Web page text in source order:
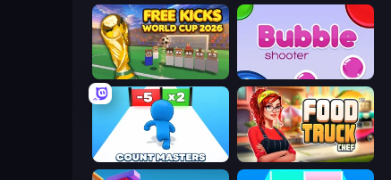
Free Kicks World Cup 2026 Bubble Shooter
Food Truck Chef™: A Fun Cooking Game